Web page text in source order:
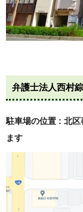
弁護士法人西村
駐車場の位置 : 北
ます